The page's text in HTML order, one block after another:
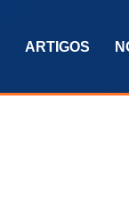
ARTIGOS